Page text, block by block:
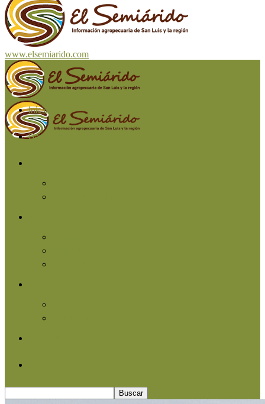
www.elsemiarido.com
Inicio
San Luis